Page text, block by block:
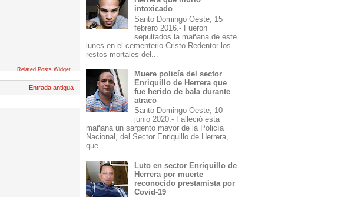
Related Posts Widget
Entrada antigua
intoxicado
Santo Domingo Oeste, 15
febrero 2016.- Fueron
sepultados la mañana de este
lunes en el cementerio Cristo Redentor los
restos mortales del...
Muere policía del sector
Enriquillo de Herrera que
fue herido de bala durante
atraco
Santo Domingo Oeste, 10
junio 2020.- Falleció esta
mañana un sargento mayor de la Policía
Nacional, del Sector Enriquillo de Herrera,
que...
Luto en sector Enriquillo de
Herrera por muerte
reconocido prestamista por
Covid-19